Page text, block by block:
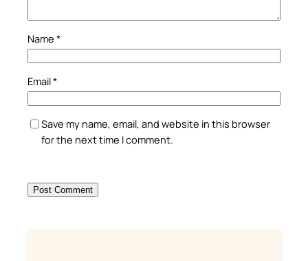
Name *
Email*
Save my name, email, and website in this browser
for the next time I comment.